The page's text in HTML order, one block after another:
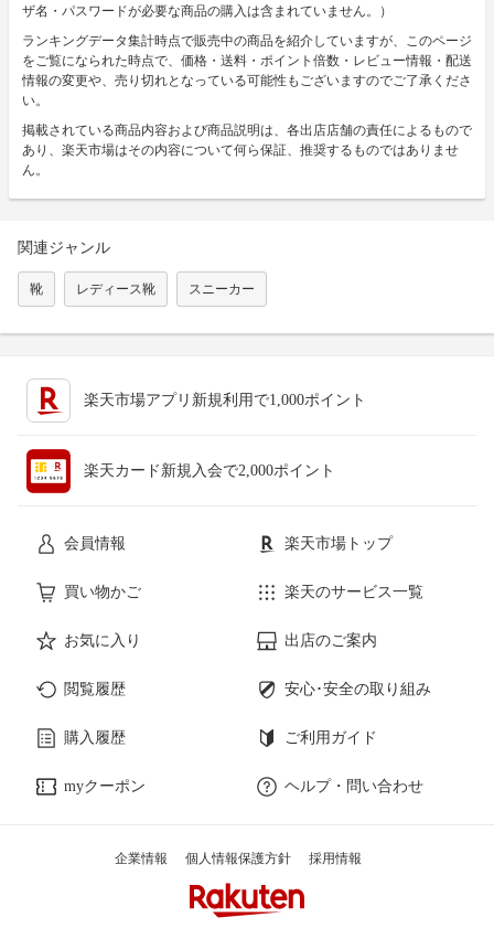
ザ名・パスワードが必要な商品の購入は含まれていません。）
ランキングデータ集計時点で販売中の商品を紹介していますが、このページ
をご覧になられた時点で、価格・送料・ポイント倍数・レビュー情報・配送
情報の変更や、売り切れとなっている可能性もございますのでご了承くださ
い。
掲載されている商品内容および商品説明は、各出店店舗の責任によるもので
あり、楽天市場はその内容について何ら保証、推奨するものではありませ
ん。
関連ジャンル
靴 レディース靴 スニーカー
楽天市場アプリ新規利用で1,000ポイント
楽天カード新規入会で2,000ポイント
会員情報 楽天市場トップ
買い物かご 楽天のサービス一覧
お気に入り 出店のご案内
閲覧履歴 安心･安全の取り組み
購入履歴 ご利用ガイド
myクーポン ヘルプ・問い合わせ
企業情報 個人情報保護方針 採用情報